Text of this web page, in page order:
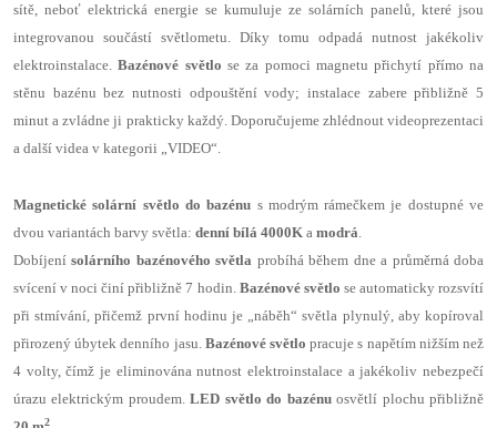
sítě, neboť elektrická energie se kumuluje ze solárních panelů, které jsou
integrovanou součástí světlometu. Díky tomu odpadá nutnost jakékoliv
elektroinstalace.Bazénové světlo se za pomoci magnetu přichytí přímo na
stěnu bazénu bez nutnosti odpouštění vody; instalace zabere přibližně 5
minut a zvládne ji prakticky každý. Doporučujeme zhlédnout videoprezentaci
a další videa v kategorii „VIDEO“.
Magnetické solární světlo do bazénu s modrým rámečkem je dostupné ve
dvou variantách barvy světla: denní bílá 4000K a modrá.
Dobíjenísolárního bazénového světla probíhá během dne a průměrná doba
svícení v noci činí přibližně 7 hodin. Bazénové světlo se automaticky rozsvítí
při stmívání, přičemž první hodinu je „náběh“ světla plynulý, aby kopíroval
přirozený úbytek denního jasu. Bazénové světlo pracuje s napětím nižším než
4 volty, čímž je eliminována nutnost elektroinstalace a jakékoliv nebezpečí
úrazu elektrickým proudem.LED světlo do bazénuosvětlí plochu přibližně
2